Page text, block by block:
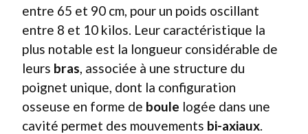
entre 65 et 90 cm, pour un poids oscillant
entre 8 et 10 kilos. Leur caractéristique la
plus notable est la longueur considérable de
leurs bras , associée à une structure du
poignet unique, dont la configuration
osseuse en forme de boule logée dans une
cavité permet des mouvements bi-axiaux